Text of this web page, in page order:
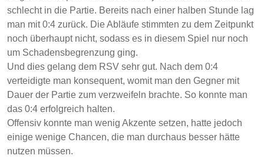
schlecht in die Partie. Bereits nach einer halben Stunde lag
man mit 0:4 zurück. Die Abläufe stimmten zu dem Zeitpunkt
noch überhaupt nicht, sodass es in diesem Spiel nur noch
um Schadensbegrenzung ging.
Und dies gelang dem RSV sehr gut. Nach dem 0:4
verteidigte man konsequent, womit man den Gegner mit
Dauer der Partie zum verzweifeln brachte. So konnte man
das 0:4 erfolgreich halten.
Offensiv konnte man wenig Akzente setzen, hatte jedoch
einige wenige Chancen, die man durchaus besser hätte
nutzen müssen.